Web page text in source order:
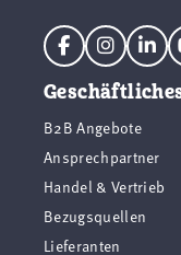
B2B Angebote
Ansprechpartner
Handel & Vertrieb
Bezugsquellen
Lieferanten